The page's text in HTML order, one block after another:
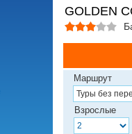
GOLDEN
Маршрут
Взрослые